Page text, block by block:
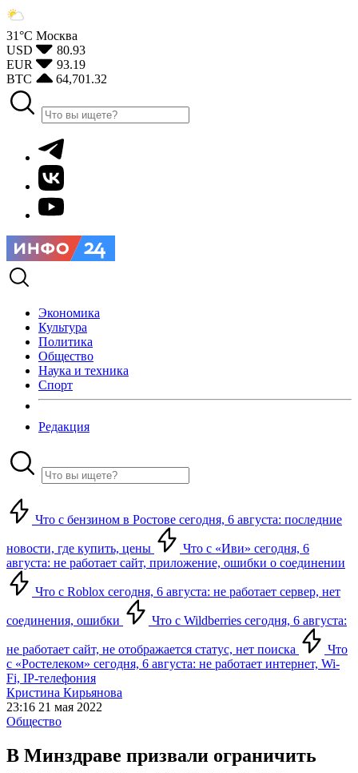
31°С Москва
USD
80.93
EUR
93.19
BTC
64,701.32
Экономика
Культура
Политика
Общество
Наука и техника
Спорт
Редакция
Что с бензином в Ростове сегодня, 6 августа: последние
новости, где купить, цены
Что с «Иви» сегодня, 6
августа: не работает сайт, приложение, ошибки о соединении
Что с Roblox сегодня, 6 августа: не работает сервер, нет
соединения, ошибки Что с Wildberries сегодня, 6 августа:
не работает сайт, не отображается статус, нет поиска
Что
с «Ростелеком» сегодня, 6 августа: не работает интернет, Wi-
Fi, IP-телефония
Кристина Кирьянова
23:16 21 мая 2022
Общество
В Минздраве призвали ограничить